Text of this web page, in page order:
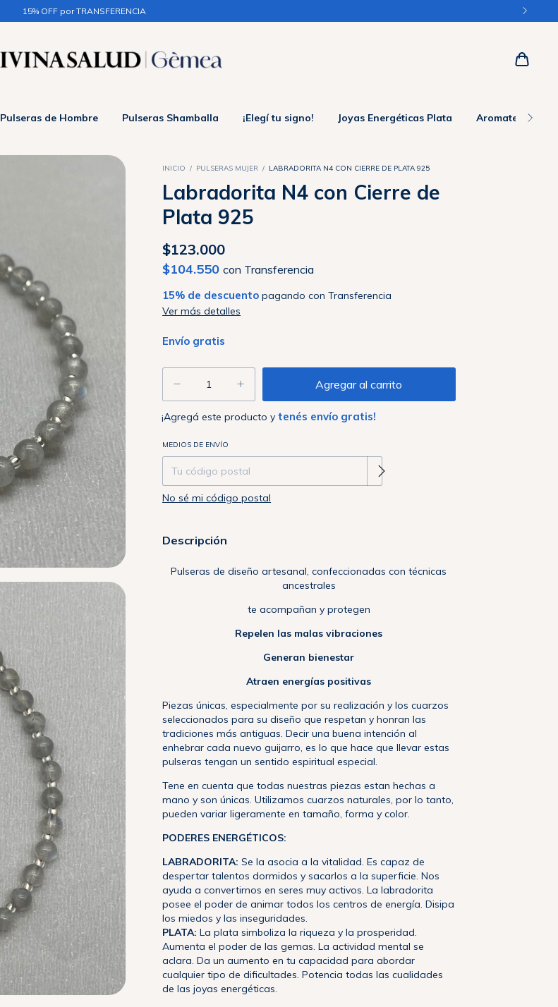
15% OFF por TRANSFERENCIA
Pulseras de Hombre Pulseras Shamballa ¡Elegí tu signo! Joyas Energéticas Plata Aromaterapia
INICIO / PULSERAS MUJER / LABRADORITA N4 CON CIERRE DE PLATA 925
Labradorita N4 con Cierre de
Plata 925
$123.000
$104.550con Transferencia
15% de descuento pagando con Transferencia
Ver más detalles
Envío gratis
¡Agregá este producto ytenés envío gratis!
Entregas para el CP:
MEDIOS DE ENVÍO
No sé mi código postal
Descripción
Pulseras de diseño artesanal, confeccionadas con técnicas
ancestrales
te acompañan y protegen
Repelen las malas vibraciones
Generan bienestar
Atraen energías positivas
Piezas únicas, especialmente por su realización y los cuarzos
seleccionados para su diseño que respetan y honran las
tradiciones más antiguas. Decir una buena intención al
enhebrar cada nuevo guijarro, es lo que hace que llevar estas
pulseras tengan un sentido espiritual especial.
Tene en cuenta que todas nuestras piezas estan hechas a
mano y son únicas. Utilizamos cuarzos naturales, por lo tanto,
pueden variar ligeramente en tamaño, forma y color.
PODERES ENERGÉTICOS:
LABRADORITA: Se la asocia a la vitalidad. Es capaz de
despertar talentos dormidos y sacarlos a la superficie. Nos
ayuda a convertirnos en seres muy activos. La labradorita
posee el poder de animar todos los centros de energía. Disipa
los miedos y las inseguridades.
PLATA: La plata simboliza la riqueza y la prosperidad.
Aumenta el poder de las gemas. La actividad mental se
aclara. Da un aumento en tu capacidad para abordar
cualquier tipo de dificultades. Potencia todas las cualidades
de las joyas energéticas.